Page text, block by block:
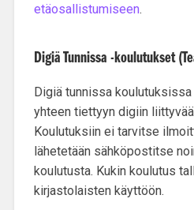
etäosallistumiseen.
Digiä Tunnissa -koulutukset
Digiä tunnissa
yhteen tiettyyn digiin
Koulutuksiin ei tarvitse
lähetetään sähköpostitse
koulutusta. Kukin koulutus
kirjastolaisten käyttöön.